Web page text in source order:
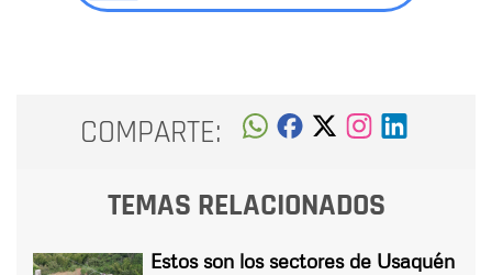
COMPARTE:
TEMAS RELACIONADOS
Estos son los sectores de Usaquén